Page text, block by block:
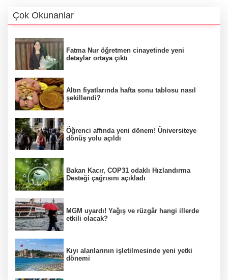
Çok Okunanlar
Fatma Nur öğretmen cinayetinde yeni
detaylar ortaya çıktı
Altın fiyatlarında hafta sonu tablosu nasıl
şekillendi?
Öğrenci affında yeni dönem! Üniversiteye
dönüş yolu açıldı
Bakan Kacır, COP31 odaklı Hızlandırma
Desteği çağrısını açıkladı
MGM uyardı! Yağış ve rüzgâr hangi illerde
etkili olacak?
Kıyı alanlarının işletilmesinde yeni yetki
dönemi